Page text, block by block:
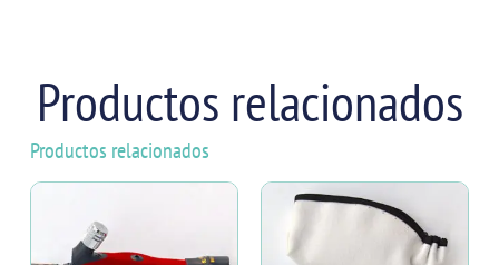
Productos relacionados
Productos relacionados